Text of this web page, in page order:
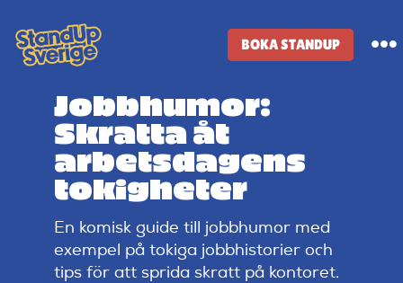
to
content
BOKA STANDUP
Standup-butik
Komiker
Lineup
Jobbhumor:
Skratta åt
arbetsdagens
tokigheter
En komisk guide till jobbhumor med
exempel på tokiga jobbhistorier och
tips för att sprida skratt på kontoret.